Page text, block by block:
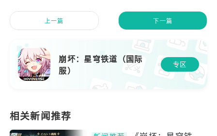
上一篇 下一篇
崩坏：星穹铁道（国际
服）
专区